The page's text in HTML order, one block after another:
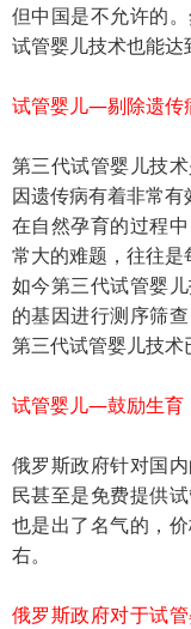
但中国是不允许的
试管婴儿技术也能达
试管婴儿—剔除遗传
第三代试管婴儿技
因遗传病有着非常有
在自然孕育的过程
常大的难题，往往是
如今第三代试管婴
的基因进行测序筛
第三代试管婴儿技术
试管婴儿—鼓励生育
俄罗斯政府针对国
民甚至是免费提供
也是出了名气的，
右。
俄罗斯政府对于试